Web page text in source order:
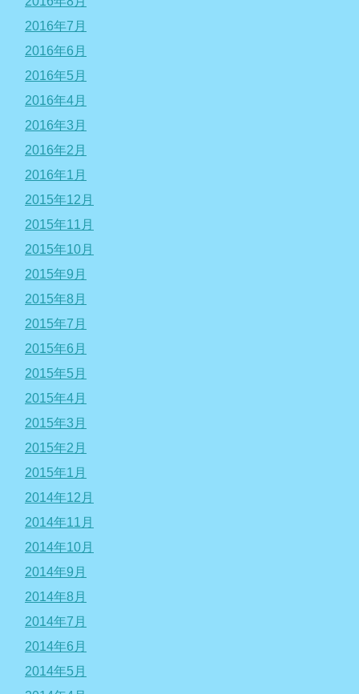
2016年7月
2016年6月
2016年5月
2016年4月
2016年3月
2016年2月
2016年1月
2015年12月
2015年11月
2015年10月
2015年9月
2015年8月
2015年7月
2015年6月
2015年5月
2015年4月
2015年3月
2015年2月
2015年1月
2014年12月
2014年11月
2014年10月
2014年9月
2014年8月
2014年7月
2014年6月
2014年5月